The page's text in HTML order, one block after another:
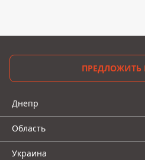
ПРЕДЛОЖИТЬ
Днепр
Область
Украина